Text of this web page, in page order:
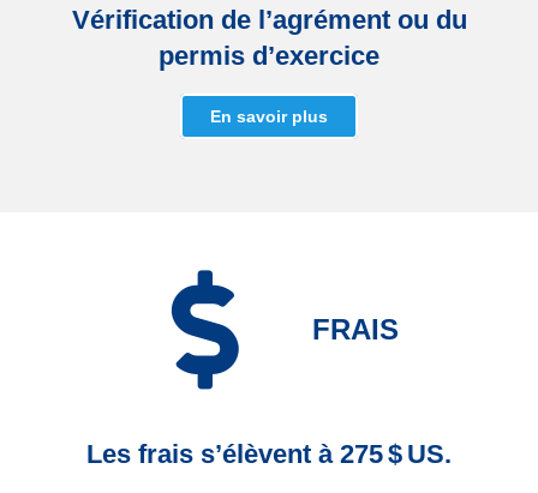
Vérification de l’agrément ou du
permis d’exercice
En savoir plus
FRAIS
Les frais s’élèvent à 275 $ US.